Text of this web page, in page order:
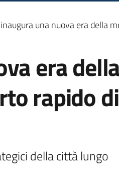
una nuova era della
era della
rapido di
della città lungo